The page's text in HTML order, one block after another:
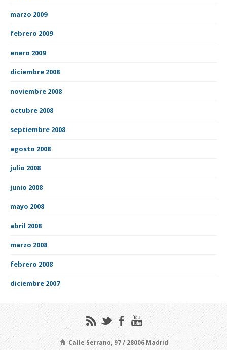
marzo 2009
febrero 2009
enero 2009
diciembre 2008
noviembre 2008
octubre 2008
septiembre 2008
agosto 2008
julio 2008
junio 2008
mayo 2008
abril 2008
marzo 2008
febrero 2008
diciembre 2007
Calle Serrano, 97 / 28006 Madrid